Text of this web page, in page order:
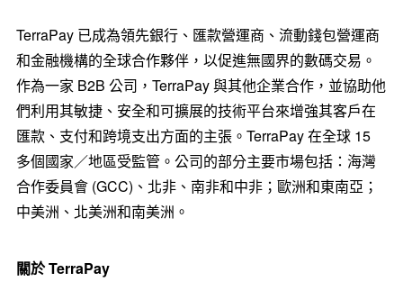
TerraPay 已成為領先銀行、匯款營運商、流動錢包營運商
和金融機構的全球合作夥伴，以促進無國界的數碼交易。
作為一家 B2B 公司，TerraPay 與其他企業合作，並協助他
們利用其敏捷、安全和可擴展的技術平台來增強其客戶在
匯款、支付和跨境支出方面的主張。TerraPay 在全球 15
多個國家／地區受監管。公司的部分主要市場包括：海灣
合作委員會 (GCC)、北非、南非和中非；歐洲和東南亞；
中美洲、北美洲和南美洲。
關於TerraPay